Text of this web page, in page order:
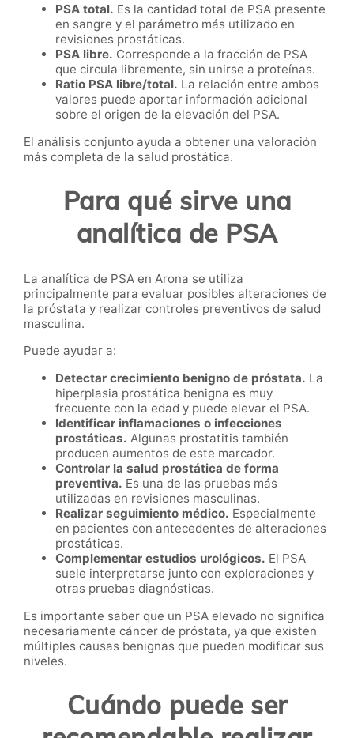
PSA total. Es la cantidad total de PSA presente
en sangre y el parámetro más utilizado en
revisiones prostáticas.
PSA libre. Corresponde a la fracción de PSA
que circula libremente, sin unirse a proteínas.
Ratio PSA libre/total. La relación entre ambos
valores puede aportar información adicional
sobre el origen de la elevación del PSA.
El análisis conjunto ayuda a obtener una valoración
más completa de la salud prostática.
Para qué sirve una
analítica de PSA
La analítica de PSA en Arona se utiliza
principalmente para evaluar posibles alteraciones de
la próstata y realizar controles preventivos de salud
masculina.
Puede ayudar a:
Detectar crecimiento benigno de próstata. La
hiperplasia prostática benigna es muy
frecuente con la edad y puede elevar el PSA.
Identificar inflamaciones o infecciones
prostáticas. Algunas prostatitis también
producen aumentos de este marcador.
Controlar la salud prostática de forma
preventiva. Es una de las pruebas más
utilizadas en revisiones masculinas.
Realizar seguimiento médico. Especialmente
en pacientes con antecedentes de alteraciones
prostáticas.
Complementar estudios urológicos. El PSA
suele interpretarse junto con exploraciones y
otras pruebas diagnósticas.
Es importante saber que un PSA elevado no significa
necesariamente cáncer de próstata, ya que existen
múltiples causas benignas que pueden modificar sus
niveles.
Cuándo puede ser